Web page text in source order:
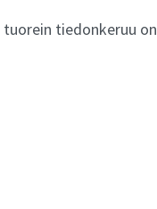
tiedonkeruu on